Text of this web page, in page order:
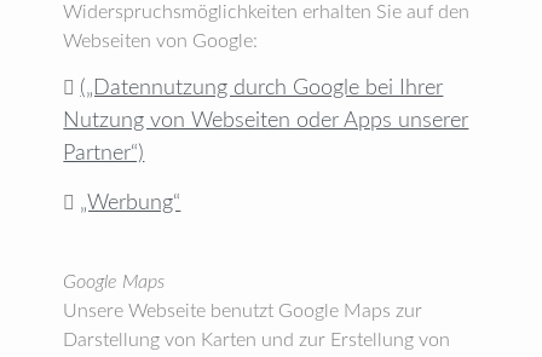
Widerspruchsmöglichkeiten erhalten Sie auf den
Webseiten von Google:
(„Datennutzung durch Google bei Ihrer
Nutzung von Webseiten oder Apps unserer
Partner“)
 „Werbung“
Google Maps
Unsere Webseite benutzt Google Maps zur
Darstellung von Karten und zur Erstellung von